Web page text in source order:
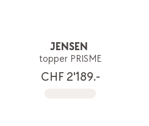
JENSEN
topper PRISME
CHF 2'189.-